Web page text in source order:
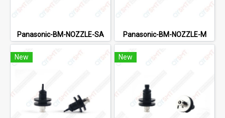
Panasonic-BM-NOZZLE-SA Panasonic-BM-NOZZLE-M
New New